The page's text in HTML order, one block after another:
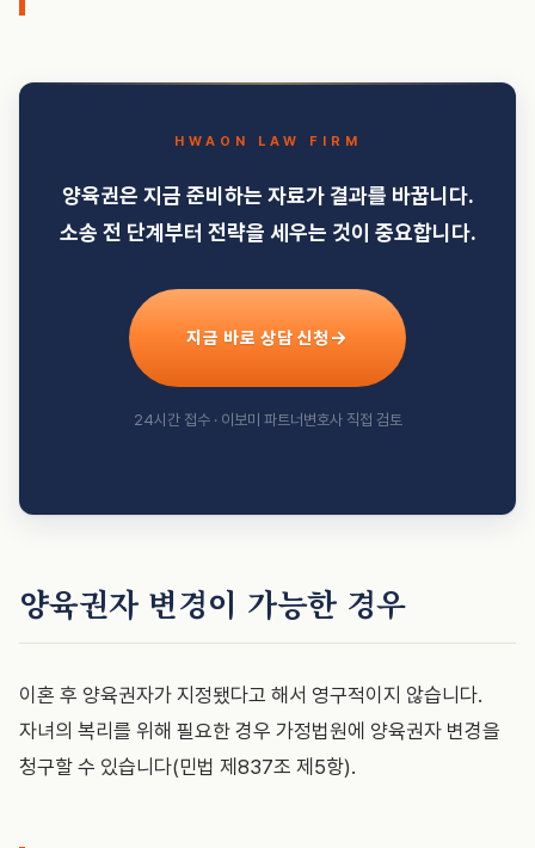
HWAON LAW FIRM
양육권은 지금 준비하는 자료가 결과를 바꿉니다.
소송 전 단계부터 전략을 세우는 것이 중요합니다.
지금 바로 상담 신청
24시간 접수 · 이보미 파트너변호사 직접 검토
양육권자 변경이 가능한 경우
이혼 후 양육권자가 지정됐다고 해서 영구적이지 않습니다.
자녀의 복리를 위해 필요한 경우 가정법원에 양육권자 변경을
청구할 수 있습니다(민법 제837조 제5항).